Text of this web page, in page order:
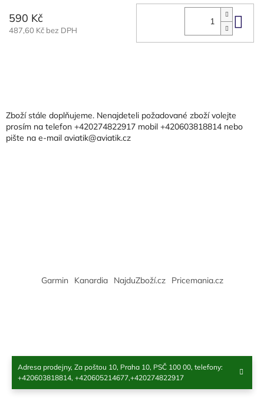
Adresa prodejny, Za poštou 10, Praha 10, PSČ 100 00, telefony:
+420603818814, +420605214677,+420274822917
590 Kč
487,60 Kč bez DPH Do
aZboží stále doplňujeme. Nenajdeteli požadované zboží volejte
prosím na telefon +420274822917 mobil +420603818814 nebo
pište na e-mail aviatik@aviatik.cz
Garmin Kanardia NajduZboží.cz Pricemania.cz
Copyright 2026Aviatik. Všechna práva vyhrazena.